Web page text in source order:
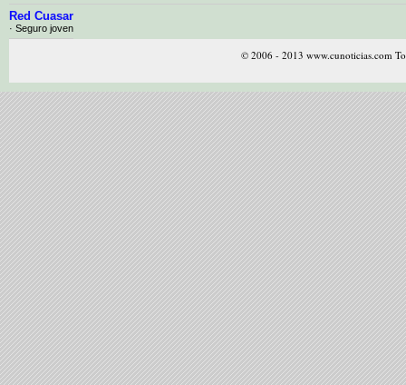
Red Cuasar
· Seguro joven
© 2006 - 2013 www.cunoticias.com